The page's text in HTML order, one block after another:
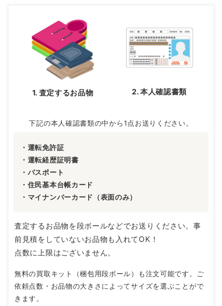
1. 査定するお品物 2. 本人確認書類
下記の本人確認書類の中から1点お送りください。
・運転免許証
・運転経歴証明書
・パスポート
・住民基本台帳カード
・マイナンバーカード（表面のみ）
査定するお品物を段ボールなどでお送りください。事
前見積をしていないお品物も入れてOK！
点数に上限はございません。
無料の買取キット（梱包用段ボール）も注文可能です。ご
依頼点数・お品物の大きさによってサイズを選ぶことがで
きます。